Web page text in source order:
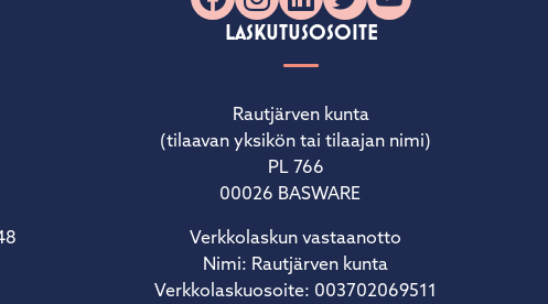
LASKUTUSOSOITE
Rautjärven kunta
(tilaavan yksikön tai tilaajan nimi)
PL 766
00026 BASWARE
Verkkolaskun vastaanotto
Nimi: Rautjärven kunta
Verkkolaskuosoite: 003702069511